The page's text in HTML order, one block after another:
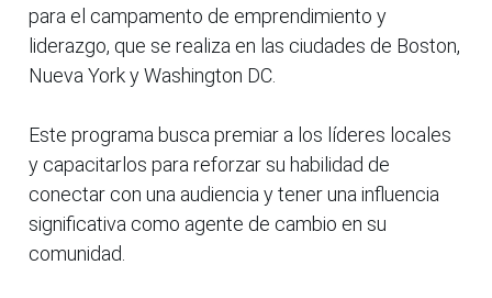
para el campamento de emprendimiento y
liderazgo, que se realiza en las ciudades de Boston,
Nueva York y Washington DC.
Este programa busca premiar a los líderes locales
y capacitarlos para reforzar su habilidad de
conectar con una audiencia y tener una influencia
significativa como agente de cambio en su
comunidad.